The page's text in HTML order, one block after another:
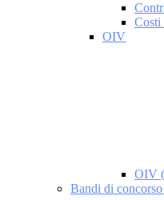
Costi
OIV
OIV
Bandi di concorso